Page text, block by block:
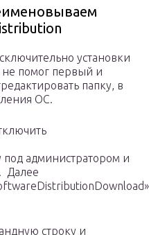
установки
помог первый и
папку, в
ОС.
администратором и
Далее
строку и